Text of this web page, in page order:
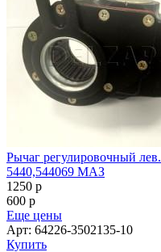
Рычаг регулировочный
5440,544069 МАЗ
1250 p
600 p
Еще цены
Арт: 64226-3502135-10
Купить